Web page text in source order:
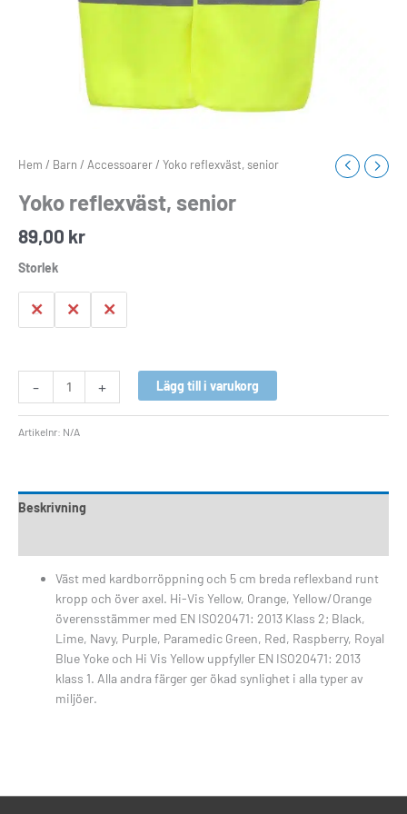
Hem / Barn / Accessoarer/ Yoko reflexväst, senior
Yoko reflexväst, senior
89,00 kr
Storlek
S M L
- + Lägg till i varukorg
Artikelnr: N/A
Beskrivning
Väst med kardborröppning och 5 cm breda reflexband runt
kropp och över axel. Hi-Vis Yellow, Orange, Yellow/Orange
överensstämmer med EN ISO20471: 2013 Klass 2; Black,
Lime, Navy, Purple, Paramedic Green, Red, Raspberry, Royal
Blue Yoke och Hi Vis Yellow uppfyller EN ISO20471: 2013
klass 1. Alla andra färger ger ökad synlighet i alla typer av
miljöer.